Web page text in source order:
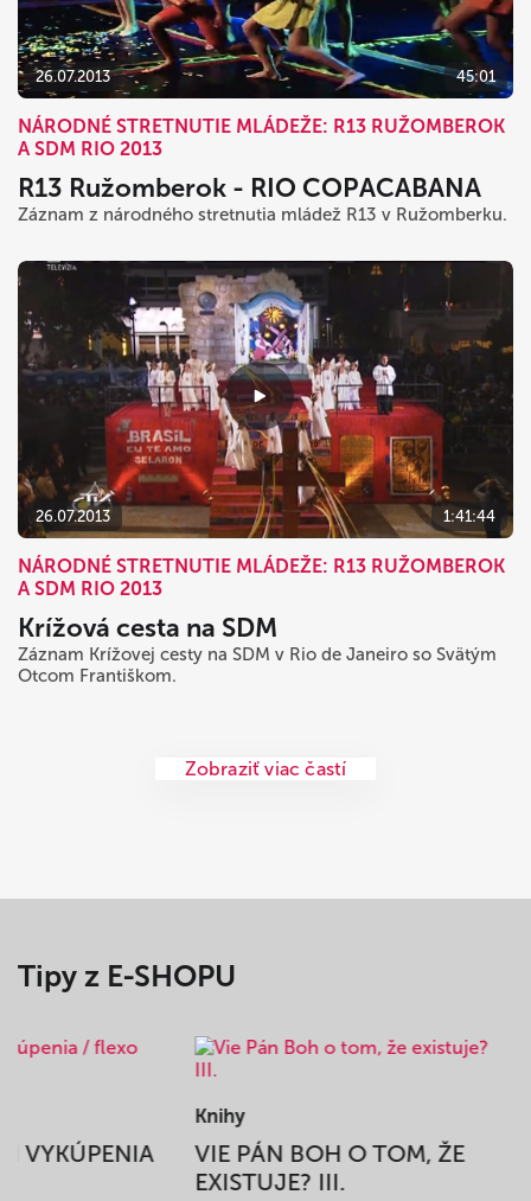
26.07.2013 45:01
NÁRODNÉ STRETNUTIE MLÁDEŽE: R13 RUŽOMBEROK
A SDM RIO 2013
R13 Ružomberok - RIO COPACABANA
Záznam z národného stretnutia mládež R13 v Ružomberku.
26.07.2013 1:41:44
NÁRODNÉ STRETNUTIE MLÁDEŽE: R13 RUŽOMBEROK
A SDM RIO 2013
Krížová cesta na SDM
Záznam Krížovej cesty na SDM v Rio de Janeiro so Svätým
Otcom Františkom.
Zobraziť viac častí
Tipy z E-SHOPU
VYKÚPENIA
Knihy
VIE PÁN BOH O TOM, ŽE
EXISTUJE? III.